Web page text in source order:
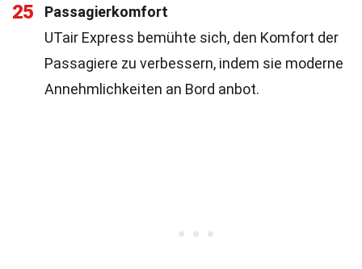
25
Passagierkomfort
UTair Express bemühte sich, den Komfort der
Passagiere zu verbessern, indem sie moderne
Annehmlichkeiten an Bord anbot.